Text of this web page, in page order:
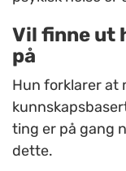
Vil finne ut
på
Hun forklarer at
ting er på gang
dette.